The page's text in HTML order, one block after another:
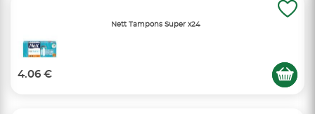
Nett Tampons Super x24
4.06 €